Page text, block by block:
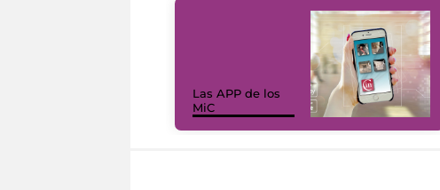
Las APP de los
MiC